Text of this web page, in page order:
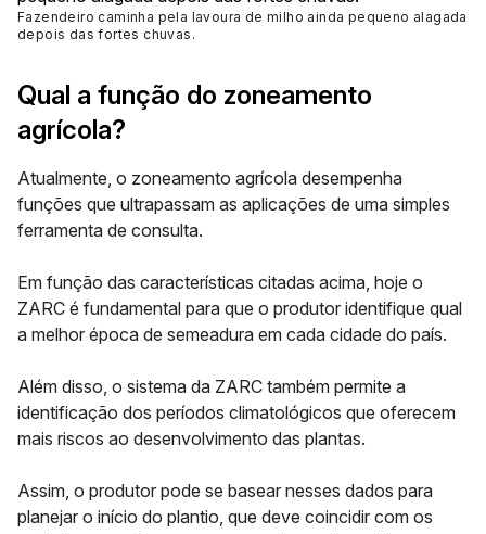
Fazendeiro caminha pela lavoura de milho ainda pequeno alagada
depois das fortes chuvas.
Qual a função do zoneamento
agrícola?
Atualmente, o zoneamento agrícola desempenha
funções que ultrapassam as aplicações de uma simples
ferramenta de consulta.
Em função das características citadas acima, hoje o
ZARC é fundamental para que o produtor identifique qual
a melhor época de semeadura em cada cidade do país.
Além disso, o sistema da ZARC também permite a
identificação dos períodos climatológicos que oferecem
mais riscos ao desenvolvimento das plantas.
Assim, o produtor pode se basear nesses dados para
planejar o início do plantio, que deve coincidir com os